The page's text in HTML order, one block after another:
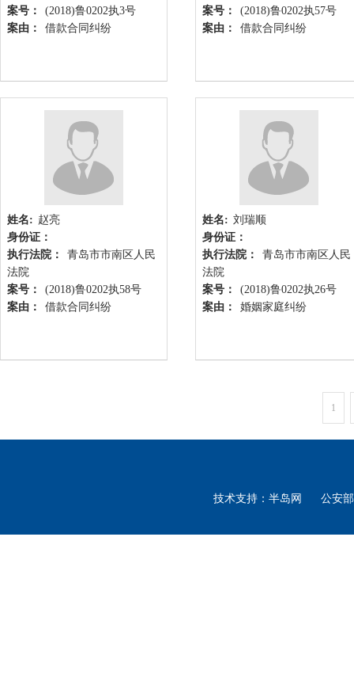
案号：
(2018)鲁0202执3号
案由：
借款合同纠纷
案号：
(2018)鲁0202执57号
案由：
借款合同纠纷
姓名: 赵亮
身份证：
执行法院：
青岛市市南区人民
法院
案号：
(2018)鲁0202执58号
案由：
借款合同纠纷
姓名: 刘瑞顺
身份证：
执行法院：
青岛市市南区人民
法院
案号：
(2018)鲁0202执26号
案由：
婚姻家庭纠纷
1
技术支持：半岛网 公安部